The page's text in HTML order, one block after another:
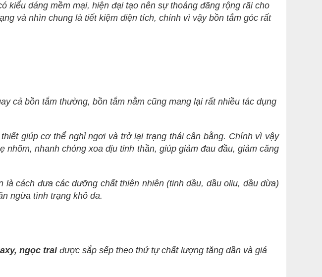
kiểu dáng mềm mại, hiện đại tạo nên sự thoáng đãng rộng rãi cho
và nhìn chung là tiết kiệm diện tích, chính vì vậy bồn tắm góc rất
bồn tắm thường, bồn tắm nằm cũng mang lại rất nhiều tác dụng
giúp cơ thể nghỉ ngơi và trở lại trạng thái cân bằng. Chính vì vậy
nhanh chóng xoa dịu tinh thần, giúp giảm đau đầu, giảm căng
cách đưa các dưỡng chất thiên nhiên (tinh dầu, dầu oliu, dầu dừa)
ngừa tình trạng khô da.
ngọc trai được sắp sếp theo thứ tự chất lượng tăng dần và giá